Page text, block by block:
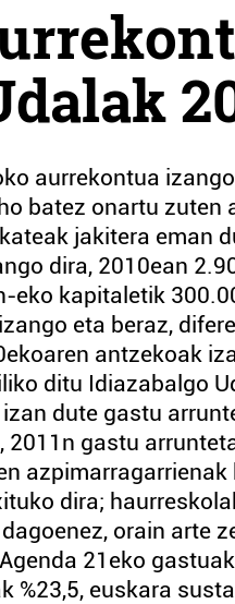
aurrekontua
batez onartu zuten
jakitera eman
dira, 2010ean
eko kapitaletik
eta beraz,
antzekoak
ditu Idiazabalgo
dute gastu
gastu
dira;
orain arte
21eko
%23,5, euskara